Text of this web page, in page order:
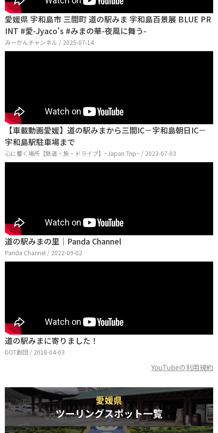
愛媛県 宇和島市 三間町 道の駅みま 宇和島百景展 BLUE PR
INT #愛-Jyaco's #みまの華-夜風に舞う-
みーかんチャンネル / 2025-07-14
【車載動画愛媛】道の駅みまから三間IC－宇和島朝日IC－
宇和島駅駐車場まで
心に響く場所【鉄道・旅・ドライブ】~Japan Trip~ / 2023-07-03
道の駅みまの里｜Panda Channel
Panda Channel / 2022-09-02
道の駅みまに寄りました！
DOT劇団 / 2018-04-03
YouTubeの利用規約
愛媛県
ツーリングスポット一覧